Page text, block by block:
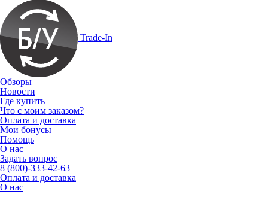
Trade-In
Обзоры
Новости
Где купить
Что с моим заказом?
Оплата и доставка
Мои бонусы
Помощь
О нас
Задать вопрос
8 (800)-333-42-63
Оплата и доставка
О нас